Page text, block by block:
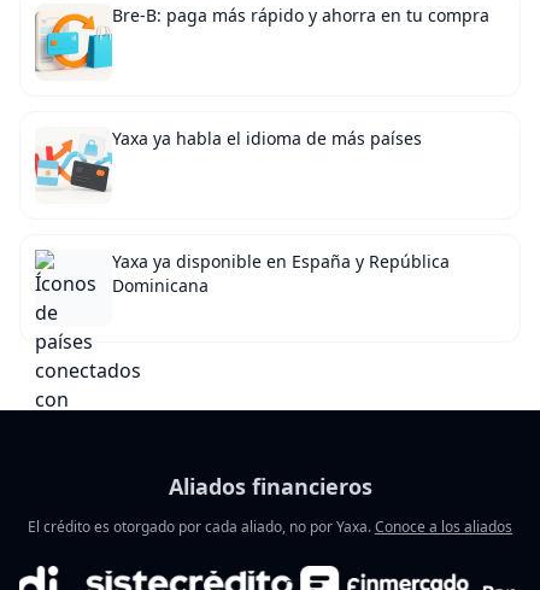
Bre-B: paga más rápido y ahorra en tu compra
Yaxa ya habla el idioma de más países
Yaxa ya disponible en España y República
Dominicana
Aliados financieros
El crédito es otorgado por cada aliado, no por Yaxa.Conoce a los aliados